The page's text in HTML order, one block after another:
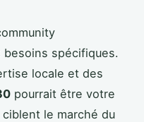
besoins spécifiques.
locale et des
pourrait être votre
le marché du